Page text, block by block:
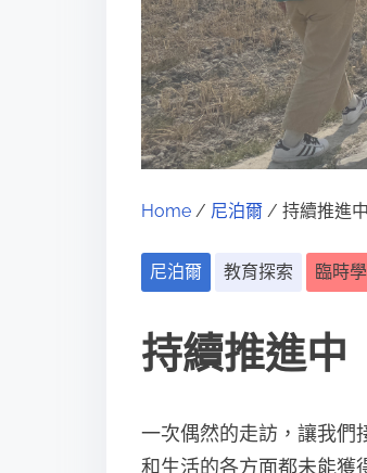
Home / 尼泊爾 / 持續推進
尼泊爾 教育探索 臨時
持續推進中
一次偶然的走訪，讓我們
和生活的各方面都未能獲